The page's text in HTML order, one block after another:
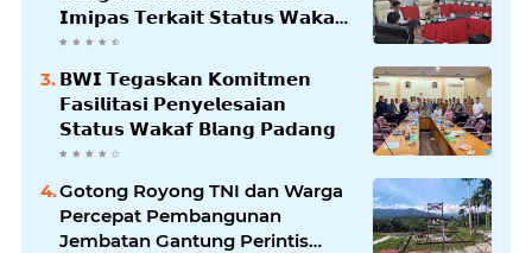
𝗜𝗺𝗶𝗽𝗮𝘀 𝗧𝗲𝗿𝗸𝗮𝗶𝘁 𝗦𝘁𝗮𝘁𝘂𝘀 𝗪𝗮𝗸𝗮𝗳
𝗕𝗹𝗮𝗻𝗴𝗽𝗮𝗱𝗮𝗻𝗴
𝗕𝗪𝗜 𝗧𝗲𝗴𝗮𝘀𝗸𝗮𝗻 𝗞𝗼𝗺𝗶𝘁𝗺𝗲𝗻
𝗙𝗮𝘀𝗶𝗹𝗶𝘁𝗮𝘀𝗶 𝗣𝗲𝗻𝘆𝗲𝗹𝗲𝘀𝗮𝗶𝗮𝗻
𝗦𝘁𝗮𝘁𝘂𝘀 𝗪𝗮𝗸𝗮𝗳 𝗕𝗹𝗮𝗻𝗴 𝗣𝗮𝗱𝗮𝗻𝗴
Gotong Royong TNI dan Warga
Percepat Pembangunan
Jembatan Gantung Perintis